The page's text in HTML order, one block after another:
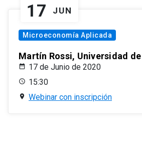
17 JUN
Microeconomía Aplicada
Martín Rossi, Universidad
17 de Junio de 2020
15:30
Webinar con inscripción